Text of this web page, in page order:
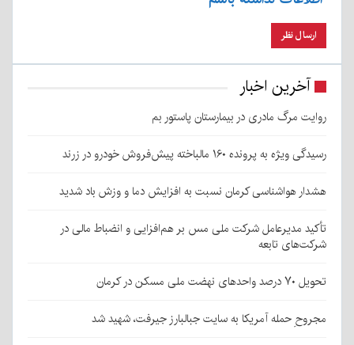
آخرین اخبار
روایت مرگ مادری در بیمارستان پاستور بم
رسیدگی ویژه به پرونده ۱۶۰ مالباخته پیش‌فروش خودرو در زرند
هشدار هواشناسی کرمان نسبت به افزایش دما و وزش باد شدید
تأکید مدیرعامل شرکت ملی مس بر هم‌افزایی و انضباط مالی در
شرکت‌های تابعه
تحویل ۷۰ درصد واحدهای نهضت ملی مسکن در کرمان
مجروحِ حمله آمریکا به سایت جبالبارز جیرفت، شهید شد